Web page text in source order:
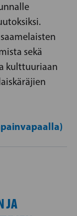
sekä
kulttuuriaan
JA